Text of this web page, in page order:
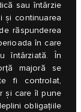
sau întârzie
şi continuarea
răspunderea
în care
întârziată. În
majoră se
fi controlat,
și care îl pune
obligațiile